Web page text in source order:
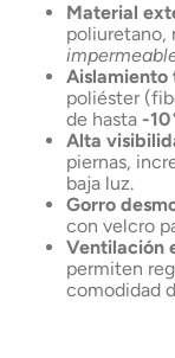
Material
poliuretano,
Aislamiento
poliéster
de hasta -10
Alta
piernas,
baja luz.
Gorro
con velcro
Ventilación
permiten
comodidad